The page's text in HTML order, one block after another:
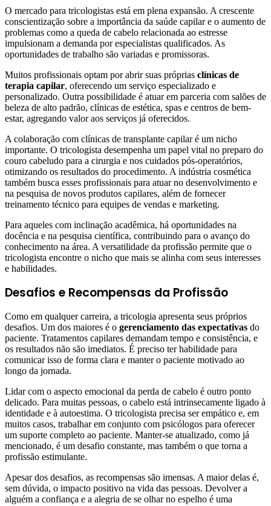
O mercado para tricologistas está em plena expansão. A crescente
conscientização sobre a importância da saúde capilar e o aumento de
problemas como a queda de cabelo relacionada ao estresse
impulsionam a demanda por especialistas qualificados. As
oportunidades de trabalho são variadas e promissoras.
Muitos profissionais optam por abrir suas próprias clínicas de
terapia capilar, oferecendo um serviço especializado e
personalizado. Outra possibilidade é atuar em parceria com salões de
beleza de alto padrão, clínicas de estética, spas e centros de bem-
estar, agregando valor aos serviços já oferecidos.
A colaboração com clínicas de transplante capilar é um nicho
importante. O tricologista desempenha um papel vital no preparo do
couro cabeludo para a cirurgia e nos cuidados pós-operatórios,
otimizando os resultados do procedimento. A indústria cosmética
também busca esses profissionais para atuar no desenvolvimento e
na pesquisa de novos produtos capilares, além de fornecer
treinamento técnico para equipes de vendas e marketing.
Para aqueles com inclinação acadêmica, há oportunidades na
docência e na pesquisa científica, contribuindo para o avanço do
conhecimento na área. A versatilidade da profissão permite que o
tricologista encontre o nicho que mais se alinha com seus interesses
e habilidades.
Desafios e Recompensas da Profissão
Como em qualquer carreira, a tricologia apresenta seus próprios
desafios. Um dos maiores é o gerenciamento das expectativas do
paciente. Tratamentos capilares demandam tempo e consistência, e
os resultados não são imediatos. É preciso ter habilidade para
comunicar isso de forma clara e manter o paciente motivado ao
longo da jornada.
Lidar com o aspecto emocional da perda de cabelo é outro ponto
delicado. Para muitas pessoas, o cabelo está intrinsecamente ligado à
identidade e à autoestima. O tricologista precisa ser empático e, em
muitos casos, trabalhar em conjunto com psicólogos para oferecer
um suporte completo ao paciente. Manter-se atualizado, como já
mencionado, é um desafio constante, mas também o que torna a
profissão estimulante.
Apesar dos desafios, as recompensas são imensas. A maior delas é,
sem dúvida, o impacto positivo na vida das pessoas. Devolver a
alguém a confiança e a alegria de se olhar no espelho é uma